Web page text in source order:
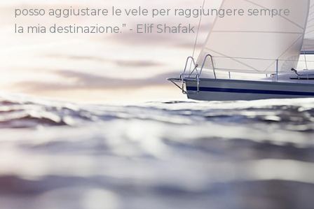
posso aggiustare le vele per raggiungere sempre
la mia destinazione.” - Elif Shafak